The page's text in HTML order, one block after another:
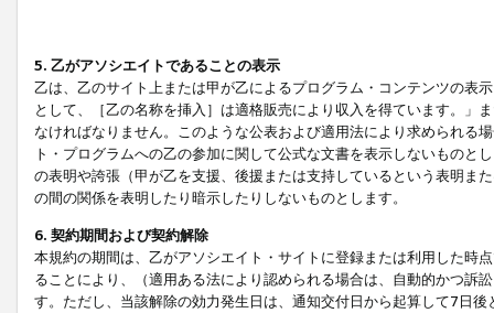
5. 乙がアソシエイトであることの表示
乙は、乙のサイト上または甲が乙によるプログラム・コンテンツの表
として、［乙の名称を挿入］は適格販売により収入を得ています。」
なければなりません。このような公表および適用法により求められる
ト・プログラムへの乙の参加に関して公式な文書を表示しないもの
の表明や誇張（甲が乙を支援、後援または支持しているという表明ま
の間の関係を表明したり暗示したりしないものとします。
6. 契約期間および契約解除
本規約の期間は、乙がアソシエイト・サイトに登録または利用した時
ることにより、（適用ある法により認められる場合は、自動的かつ訴
す。ただし、当該解除の効力発生日は、通知交付日から起算して7日